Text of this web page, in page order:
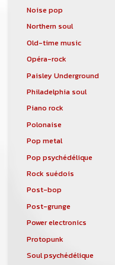
Noise pop
Northern soul
Old-time music
Opéra-rock
Paisley Underground
Philadelphia soul
Piano rock
Polonaise
Pop metal
Pop psychédélique
Rock suédois
Post-bop
Post-grunge
Power electronics
Protopunk
Soul psychédélique